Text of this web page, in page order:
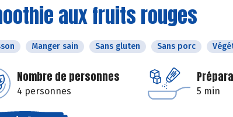
aux fruits rouges
Manger sain Sans gluten Sans porc
Nombre de personnes
4 personnes 5 min